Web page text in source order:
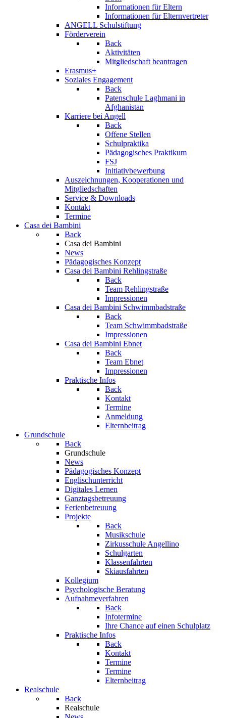
Informationen für Eltern
Informationen für Elternvertreter
ANGELL Schulstiftung
Förderverein
Back
Aktivitäten
Mitgliedschaft beantragen
Erasmus+
Soziales Engagement
Back
Patenschule Laghmani in
Afghanistan
Karriere bei Angell
Back
Offene Stellen
Schulpraktika
Pädagogisches Praktikum
FSJ
Initiativbewerbung
Auszeichnungen, Kooperationen und
Mitgliedschaften
Service & Downloads
Kontakt
Termine
Casa dei Bambini
Back
Casa dei Bambini
News
Pädagogisches Konzept
Casa dei Bambini Rehlingstraße
Back
Team Rehlingstraße
Impressionen
Casa dei Bambini Schwimmbadstraße
Back
Team Schwimmbadstraße
Impressionen
Casa dei Bambini Ebnet
Back
Team Ebnet
Impressionen
Praktische Infos
Back
Kontakt
Termine
Anmeldung
Elternbeitrag
Grundschule
Back
Grundschule
News
Pädagogisches Konzept
Englischunterricht
Digitales Lernen
Ganztagsbetreuung
Ferienbetreuung
Projekte
Back
Musikschule
Zirkusschule Angellino
Schulgarten
Klassenfahrten
Skiausfahrten
Kollegium
Psychologische Beratung
Aufnahmeverfahren
Back
Infotermine
Ihre Chance auf einen Schulplatz
Praktische Infos
Back
Kontakt
Termine
Termine
Elternbeitrag
Realschule
Back
Realschule